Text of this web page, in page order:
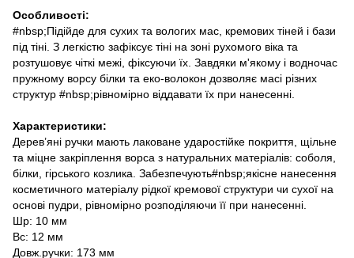
Особливості:
#nbsp;Підійде для сухих та вологих мас, кремових тіней і бази
під тіні. З легкістю зафіксує тіні на зоні рухомого віка та
розтушовує чіткі межі, фіксуючи їх. Завдяки м'якому і водночас
пружному ворсу білки та еко-волокон дозволяє масі різних
структур #nbsp;рівномірно віддавати їх при нанесенні.
Характеристики:
Дерев’яні ручки мають лаковане ударостійке покриття, щільне
та міцне закріплення ворса з натуральних матеріалів: соболя,
білки, гірського козлика. Забезпечують#nbsp;якісне нанесення
косметичного матеріалу рідкої кремової структури чи сухої на
основі пудри, рівномірно розподіляючи її при нанесенні.
Шр: 10 мм
Вс: 12 мм
Довж.ручки: 173 мм